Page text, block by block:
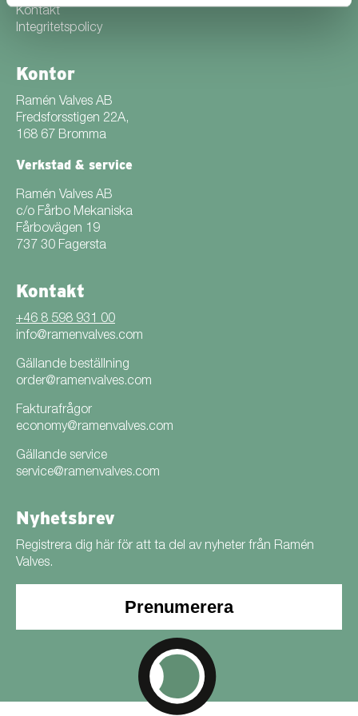
Kontakt
Integritetspolicy
Kontor
Ramén Valves AB
Fredsforsstigen 22A,
168 67 Bromma
Verkstad & service
Ramén Valves AB
c/o Fårbo Mekaniska
Fårbovägen 19
737 30 Fagersta
Kontakt
+46 8 598 931 00
info@ramenvalves.com
Gällande beställning
order@ramenvalves.com
Fakturafrågor
economy@ramenvalves.com
Gällande service
service@ramenvalves.com
Nyhetsbrev
Registrera dig här för att ta del av nyheter från Ramén
Valves.
Prenumerera